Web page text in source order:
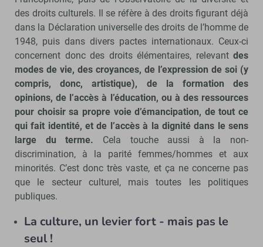
des droits culturels. Il se réfère à des droits figurant déjà
dans la Déclaration universelle des droits de l’homme de
1948, puis dans divers pactes internationaux. Ceux-ci
concernent donc des droits élémentaires, relevant des
modes de vie, des croyances, de l’expression de soi (y
compris, donc, artistique), de la formation des
opinions, de l’accès à l’éducation, ou à des ressources
pour choisir sa propre voie d’émancipation, de tout ce
qui fait identité, et de l’accès à la dignité dans le sens
large du terme. Cela touche aussi à la non-
discrimination, à la parité femmes/hommes et aux
minorités. C’est donc très vaste, et ça ne concerne pas
que le secteur culturel, mais toutes les politiques
publiques.
La culture, un levier fort - mais pas le
seul !